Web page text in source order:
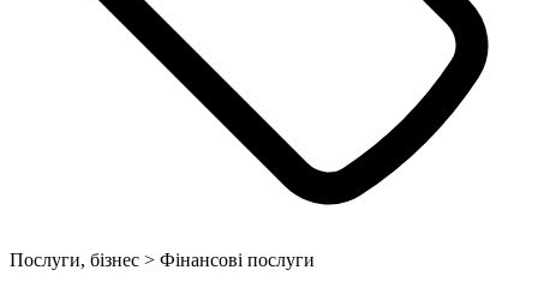
Послуги, бізнес > Фінансові послуги